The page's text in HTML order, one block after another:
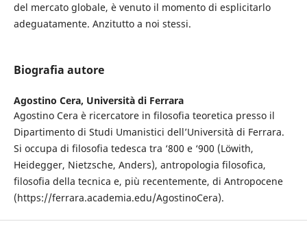
del mercato globale, è venuto il momento di esplicitarlo
adeguatamente. Anzitutto a noi stessi.
Biografia autore
Agostino Cera, Università di Ferrara
Agostino Cera è ricercatore in filosofia teoretica presso il
Dipartimento di Studi Umanistici dell’Università di Ferrara.
Si occupa di filosofia tedesca tra ‘800 e ‘900 (Löwith,
Heidegger, Nietzsche, Anders), antropologia filosofica,
filosofia della tecnica e, più recentemente, di Antropocene
(https://ferrara.academia.edu/AgostinoCera).